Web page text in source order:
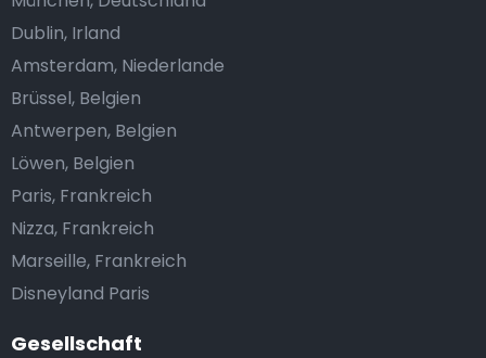
Gesellschaft
Dublin, Irland
Amsterdam, Niederlande
Brüssel, Belgien
Antwerpen, Belgien
Löwen, Belgien
Paris, Frankreich
Nizza, Frankreich
Marseille, Frankreich
Disneyland Paris